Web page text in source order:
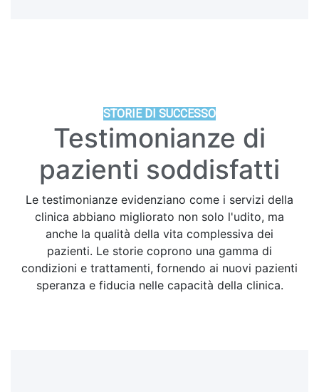
STORIE DI SUCCESSO
Testimonianze di
pazienti soddisfatti
Le testimonianze evidenziano come i servizi della
clinica abbiano migliorato non solo l'udito, ma
anche la qualità della vita complessiva dei
pazienti. Le storie coprono una gamma di
condizioni e trattamenti, fornendo ai nuovi pazienti
speranza e fiducia nelle capacità della clinica.